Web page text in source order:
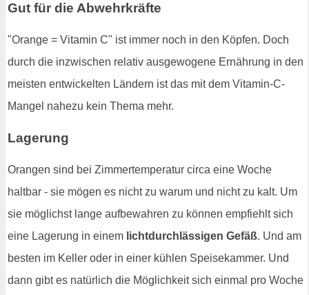
Gut für die Abwehrkräfte
"Orange = Vitamin C" ist immer noch in den Köpfen. Doch
durch die inzwischen relativ ausgewogene Ernährung in den
meisten entwickelten Ländern ist das mit dem Vitamin-C-
Mangel nahezu kein Thema mehr.
Lagerung
Orangen sind bei Zimmertemperatur circa eine Woche
haltbar - sie mögen es nicht zu warum und nicht zu kalt. Um
sie möglichst lange aufbewahren zu können empfiehlt sich
eine Lagerung in einem lichtdurchlässigen Gefäß. Und am
besten im Keller oder in einer kühlen Speisekammer. Und
dann gibt es natürlich die Möglichkeit sich einmal pro Woche